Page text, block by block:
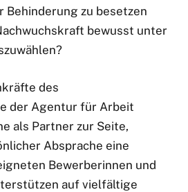
Behinderung zu besetzen
bewusst unter
des
der Agentur für Arbeit
als Partner zur Seite,
Absprache eine
Bewerberinnen und
auf vielfältige